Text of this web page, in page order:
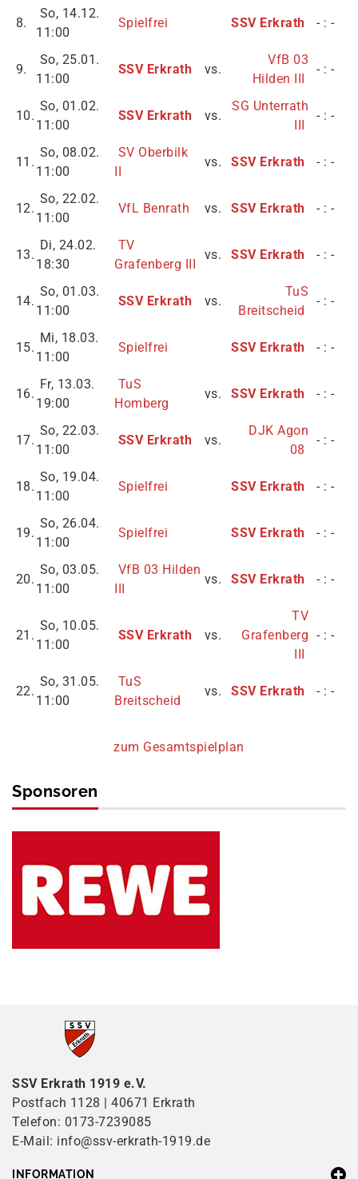
8.
So, 14.12.
11:00
Spielfrei SSV Erkrath - : -
9.
So, 25.01.
11:00
SSV Erkrath vs.
VfB 03
Hilden III
- : -
10.
So, 01.02.
11:00
SSV Erkrath vs.
SG Unterrath
III
- : -
11.
So, 08.02.
11:00
SV Oberbilk
II
vs. SSV Erkrath - : -
12.
So, 22.02.
11:00
VfL Benrath vs. SSV Erkrath - : -
13.
Di, 24.02.
18:30
TV
Grafenberg III
vs. SSV Erkrath - : -
14.
So, 01.03.
11:00
SSV Erkrath vs.
TuS
Breitscheid
- : -
15.
Mi, 18.03.
11:00
Spielfrei SSV Erkrath - : -
16.
Fr, 13.03.
19:00
TuS
Homberg
vs. SSV Erkrath - : -
17.
So, 22.03.
11:00
SSV Erkrath vs.
DJK Agon
08
- : -
18.
So, 19.04.
11:00
Spielfrei SSV Erkrath - : -
19.
So, 26.04.
11:00
Spielfrei SSV Erkrath - : -
20.
So, 03.05.
11:00
VfB 03 Hilden
III
vs. SSV Erkrath - : -
21.
So, 10.05.
11:00
SSV Erkrath vs.
TV
Grafenberg
III
- : -
22.
So, 31.05.
11:00
TuS
Breitscheid
vs. SSV Erkrath - : -
zum Gesamtspielplan
Sponsoren
SSV Erkrath 1919 e.V.
Postfach 1128 | 40671 Erkrath
Telefon: 0173-7239085
E-Mail: info@ssv-erkrath-1919.de
INFORMATION